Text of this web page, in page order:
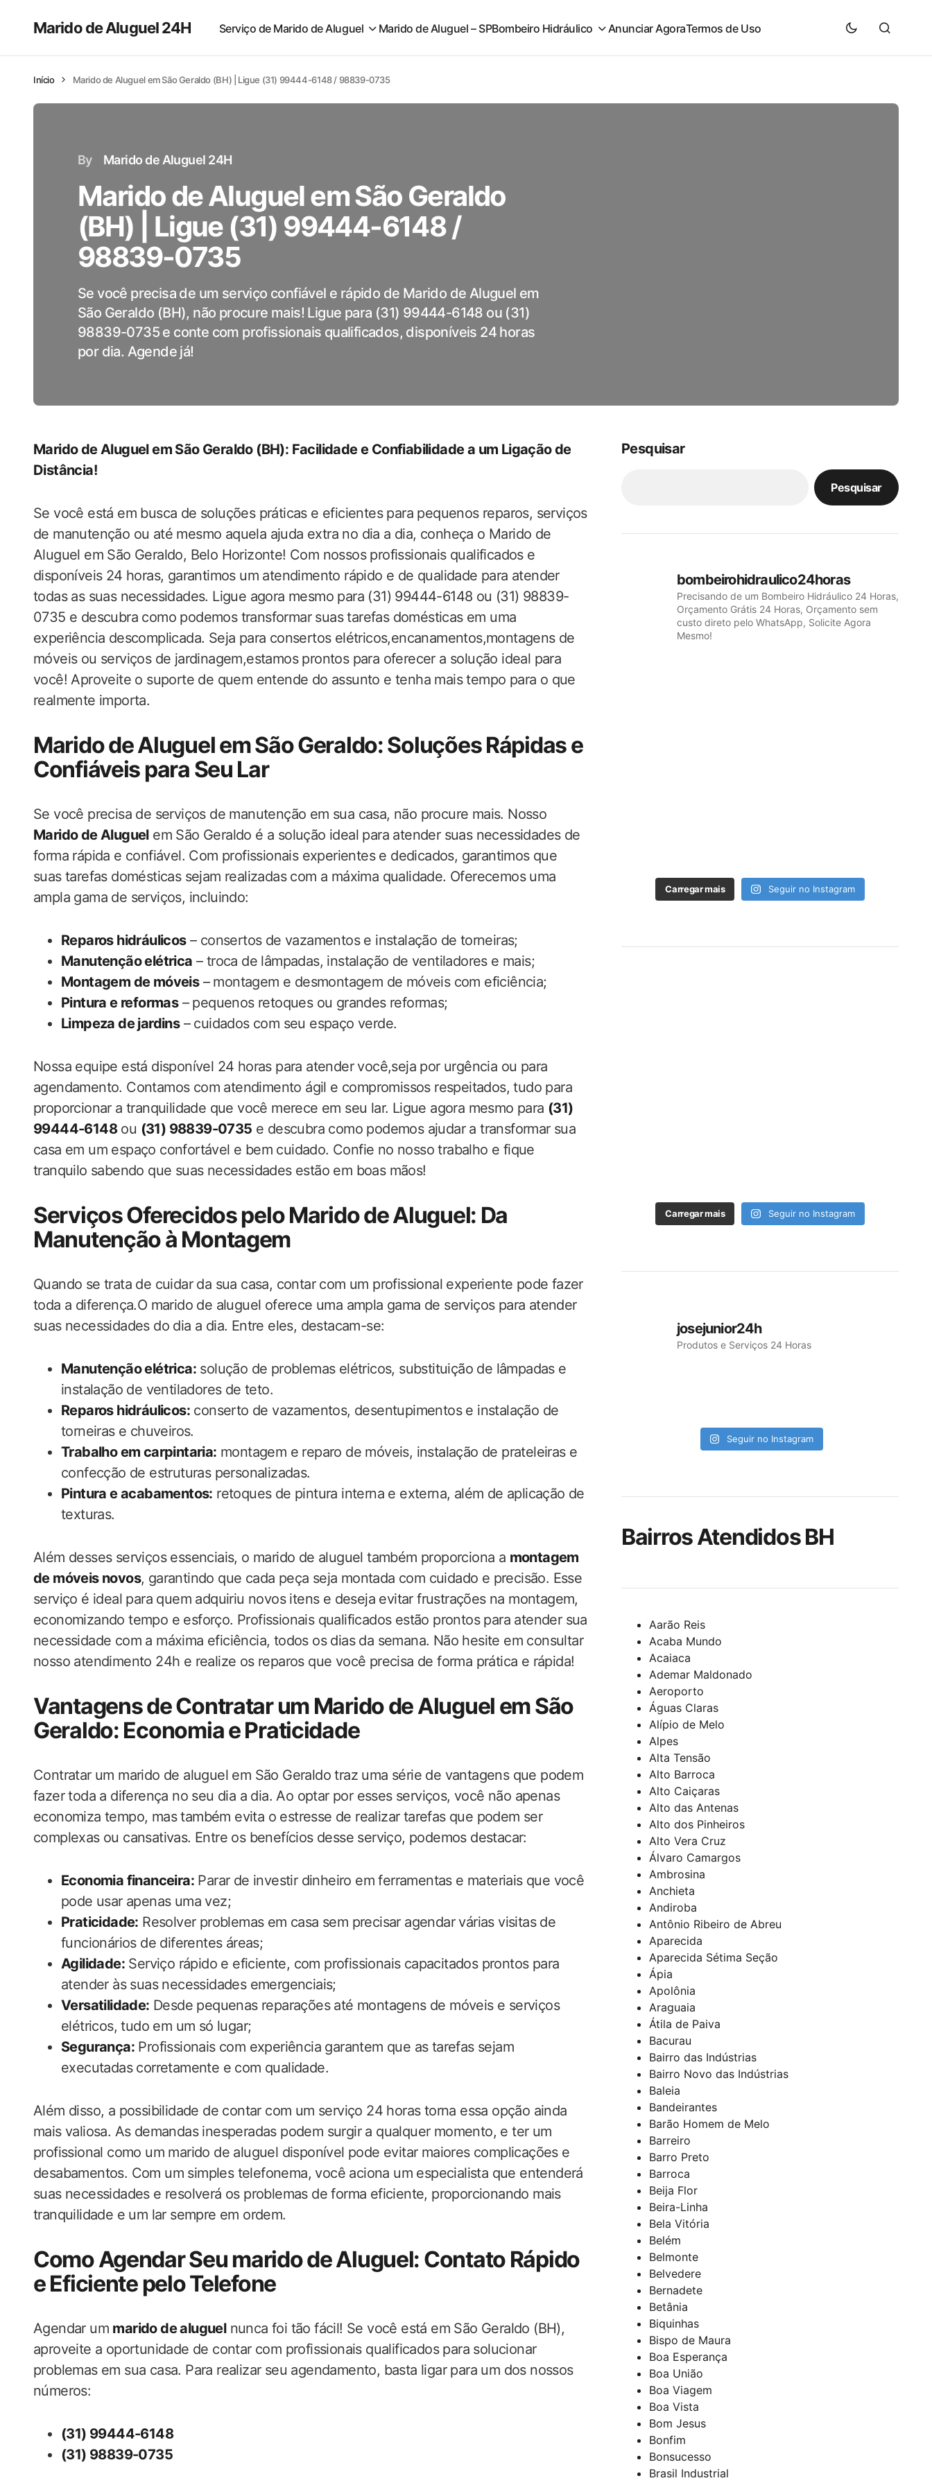
Marido de Aluguel 24H Serviço de Marido de Aluguel Marido de Aluguel – SPBombeiro Hidráulico Anunciar AgoraTermos de Uso
Início Marido de Aluguel em São Geraldo (BH) | Ligue (31) 99444-6148 / 98839-0735
By Marido de Aluguel 24H
Marido de Aluguel em São Geraldo
(BH) | Ligue (31) 99444-6148 /
98839-0735
Se você precisa de um serviço confiável e rápido de Marido de Aluguel em
São Geraldo (BH), não procure mais! Ligue para (31) 99444-6148 ou (31)
98839-0735 e conte com profissionais qualificados, disponíveis 24 horas
por dia. Agende já!
Marido de Aluguel em São Geraldo (BH): Facilidade e Confiabilidade a um Ligação de
Distância!
Se você está em busca de soluções práticas e eficientes para pequenos reparos, serviços
de manutenção ou até mesmo aquela ajuda extra no dia a dia, conheça o Marido de
Aluguel em São Geraldo, Belo Horizonte! Com nossos profissionais qualificados e
disponíveis 24 horas, garantimos um atendimento rápido e de qualidade para atender
todas as suas necessidades. Ligue agora mesmo para (31) 99444-6148 ou (31) 98839-
0735 e descubra como podemos transformar suas tarefas domésticas em uma
experiência descomplicada. Seja para consertos elétricos,encanamentos,montagens de
móveis ou serviços de jardinagem,estamos prontos para oferecer a solução ideal para
você! Aproveite o suporte de quem entende do assunto e tenha mais tempo para o que
realmente importa.
Marido de Aluguel em São Geraldo: Soluções Rápidas e
Confiáveis para Seu Lar
Se você precisa de serviços de manutenção em sua casa, não procure mais. Nosso
Marido de Aluguelem São Geraldo é a solução ideal para atender suas necessidades de
forma rápida e confiável. Com profissionais experientes e dedicados, garantimos que
suas tarefas domésticas sejam realizadas com a máxima qualidade. Oferecemos uma
ampla gama de serviços, incluindo:
Reparos hidráulicos– consertos de vazamentos e instalação de torneiras;
Manutenção elétrica – troca de lâmpadas, instalação de ventiladores e mais;
Montagem de móveis– montagem e desmontagem de móveis com eficiência;
Pintura e reformas– pequenos retoques ou grandes reformas;
Limpeza de jardins– cuidados com seu espaço verde.
Nossa equipe está disponível 24 horas para atender você,seja por urgência ou para
agendamento. Contamos com atendimento ágil e compromissos respeitados, tudo para
proporcionar a tranquilidade que você merece em seu lar. Ligue agora mesmo para (31)
99444-6148ou (31) 98839-0735 e descubra como podemos ajudar a transformar sua
casa em um espaço confortável e bem cuidado. Confie no nosso trabalho e fique
tranquilo sabendo que suas necessidades estão em boas mãos!
Serviços Oferecidos pelo Marido de Aluguel: Da
Manutenção à Montagem
Quando se trata de cuidar da sua casa, contar com um profissional experiente pode fazer
toda a diferença.O marido de aluguel oferece uma ampla gama de serviços para atender
suas necessidades do dia a dia. Entre eles, destacam-se:
Manutenção elétrica: solução de problemas elétricos, substituição de lâmpadas e
instalação de ventiladores de teto.
Reparos hidráulicos: conserto de vazamentos, desentupimentos e instalação de
torneiras e chuveiros.
Trabalho em carpintaria: montagem e reparo de móveis, instalação de prateleiras e
confecção de estruturas personalizadas.
Pintura e acabamentos: retoques de pintura interna e externa, além de aplicação de
texturas.
Além desses serviços essenciais, o marido de aluguel também proporciona a montagem
de móveis novos, garantindo que cada peça seja montada com cuidado e precisão. Esse
serviço é ideal para quem adquiriu novos itens e deseja evitar frustrações na montagem,
economizando tempo e esforço. Profissionais qualificados estão prontos para atender sua
necessidade com a máxima eficiência, todos os dias da semana. Não hesite em consultar
nosso atendimento 24h e realize os reparos que você precisa de forma prática e rápida!
Vantagens de Contratar um Marido de Aluguel em São
Geraldo: Economia e Praticidade
Contratar um marido de aluguel em São Geraldo traz uma série de vantagens que podem
fazer toda a diferença no seu dia a dia. Ao optar por esses serviços, você não apenas
economiza tempo, mas também evita o estresse de realizar tarefas que podem ser
complexas ou cansativas. Entre os benefícios desse serviço, podemos destacar:
Economia financeira: Parar de investir dinheiro em ferramentas e materiais que você
pode usar apenas uma vez;
Praticidade: Resolver problemas em casa sem precisar agendar várias visitas de
funcionários de diferentes áreas;
Agilidade: Serviço rápido e eficiente, com profissionais capacitados prontos para
atender às suas necessidades emergenciais;
Versatilidade: Desde pequenas reparações até montagens de móveis e serviços
elétricos, tudo em um só lugar;
Segurança: Profissionais com experiência garantem que as tarefas sejam
executadas corretamente e com qualidade.
Além disso, a possibilidade de contar com um serviço 24 horas torna essa opção ainda
mais valiosa. As demandas inesperadas podem surgir a qualquer momento, e ter um
profissional como um marido de aluguel disponível pode evitar maiores complicações e
desabamentos. Com um simples telefonema, você aciona um especialista que entenderá
suas necessidades e resolverá os problemas de forma eficiente, proporcionando mais
tranquilidade e um lar sempre em ordem.
Como Agendar Seu marido de Aluguel: Contato Rápido
e Eficiente pelo Telefone
Agendar um marido de aluguelnunca foi tão fácil! Se você está em São Geraldo (BH),
aproveite a oportunidade de contar com profissionais qualificados para solucionar
problemas em sua casa. Para realizar seu agendamento, basta ligar para um dos nossos
números:
(31) 99444-6148
(31) 98839-0735
Pesquisar
Pesquisar
bombeirohidraulico24horas
Precisando de um Bombeiro Hidráulico 24 Horas,
Orçamento Grátis 24 Horas, Orçamento sem
custo direto pelo WhatsApp, Solicite Agora
Mesmo!
Carregar mais Seguir no Instagram
Carregar mais Seguir no Instagram
josejunior24h
Produtos e Serviços 24 Horas
Seguir no Instagram
Bairros Atendidos BH
Aarão Reis
Acaba Mundo
Acaiaca
Ademar Maldonado
Aeroporto
Águas Claras
Alípio de Melo
Alpes
Alta Tensão
Alto Barroca
Alto Caiçaras
Alto das Antenas
Alto dos Pinheiros
Alto Vera Cruz
Álvaro Camargos
Ambrosina
Anchieta
Andiroba
Antônio Ribeiro de Abreu
Aparecida
Aparecida Sétima Seção
Ápia
Apolônia
Araguaia
Átila de Paiva
Bacurau
Bairro das Indústrias
Bairro Novo das Indústrias
Baleia
Bandeirantes
Barão Homem de Melo
Barreiro
Barro Preto
Barroca
Beija Flor
Beira-Linha
Bela Vitória
Belém
Belmonte
Belvedere
Bernadete
Betânia
Biquinhas
Bispo de Maura
Boa Esperança
Boa União
Boa Viagem
Boa Vista
Bom Jesus
Bonfim
Bonsucesso
Brasil Industrial